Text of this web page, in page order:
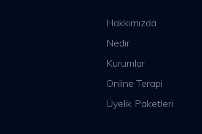
Hakkımızda
Nedir
Kurumlar
Online Terapi
Üyelik Paketleri